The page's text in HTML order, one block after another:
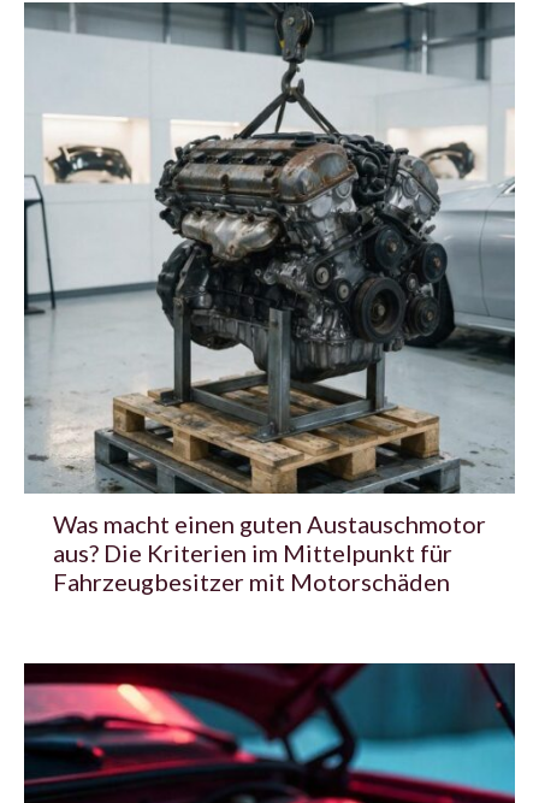
Was macht einen guten Austauschmotor
aus? Die Kriterien im Mittelpunkt für
Fahrzeugbesitzer mit Motorschäden